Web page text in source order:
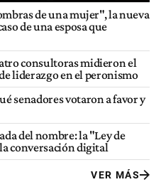
de una mujer", la nueva
de una esposa que
consultoras midieron el
liderazgo en el peronismo
senadores votaron a favor y
del nombre: la "Ley de
conversación digital
VER MÁS